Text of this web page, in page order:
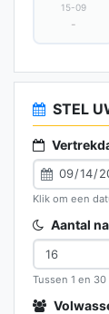
15-09
-
STEL
Klik om een
Aantal
Tussen 1 en